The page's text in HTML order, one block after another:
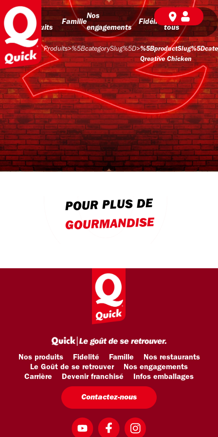
Nos
produits
Famille
Nos
engagements
Fidélité
BD pour
tous
Produits>%5BcategorySlug%5D>
Qreative Chicken
POUR PLUS DE
GOURMANDISE
Nos produits Fidelité Famille
Nos restaurants
Le Goût de se retrouver
Nos engagements
Carrière
Devenir franchisé Infos emballages
Contactez-nous